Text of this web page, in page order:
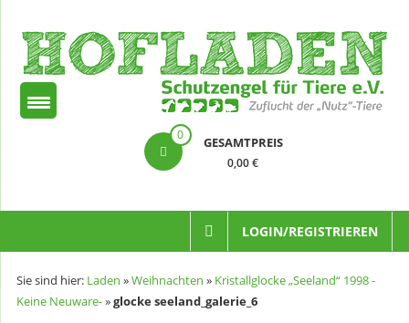
Inhalt
springen
Hofladen
Schutzengel
e.V.
0 GESAMTPREIS
0,00 €
LOGIN/REGISTRIEREN
Sie sind hier: Laden »Weihnachten » Kristallglocke „Seeland“ 1998 -
Keine Neuware-»glocke seeland_galerie_6